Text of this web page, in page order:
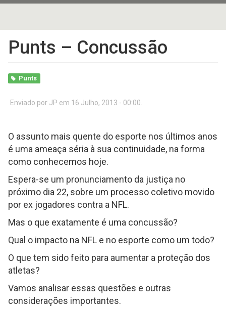
Punts – Concussão
Punts
Enviado por JP em 16 Julho, 2013 - 00:00.
O assunto mais quente do esporte nos últimos anos
é uma ameaça séria à sua continuidade, na forma
como conhecemos hoje.
Espera-se um pronunciamento da justiça no
próximo dia 22, sobre um processo coletivo movido
por ex jogadores contra a NFL.
Mas o que exatamente é uma concussão?
Qual o impacto na NFL e no esporte como um todo?
O que tem sido feito para aumentar a proteção dos
atletas?
Vamos analisar essas questões e outras
considerações importantes.